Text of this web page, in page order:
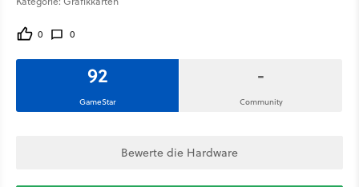
0 0
92
GameStar
-
Community
Bewerte die Hardware